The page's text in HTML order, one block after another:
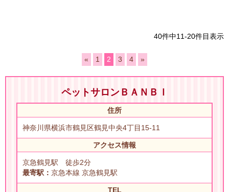
40件中11-20件目表示
« 1 2 3 4 »
ペットサロンＢＡＮＢＩ
住所
神奈川県横浜市鶴見区鶴見中央4丁目15-11
アクセス情報
京急鶴見駅 徒歩2分
最寄駅： 京急本線 京急鶴見駅
TEL